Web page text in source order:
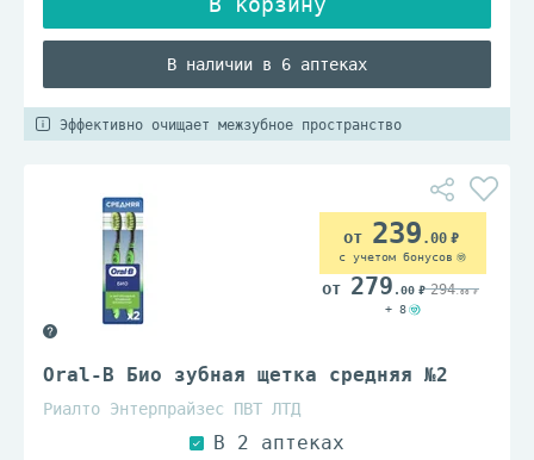
В наличии в 6 аптеках
Эффективно очищает межзубное пространство
Oral-B Био зубная щетка средняя №2
Риалто Энтерпрайзес ПВТ ЛТД
239 .00
с учетом бонусов
279 .00 294.00
+ 8